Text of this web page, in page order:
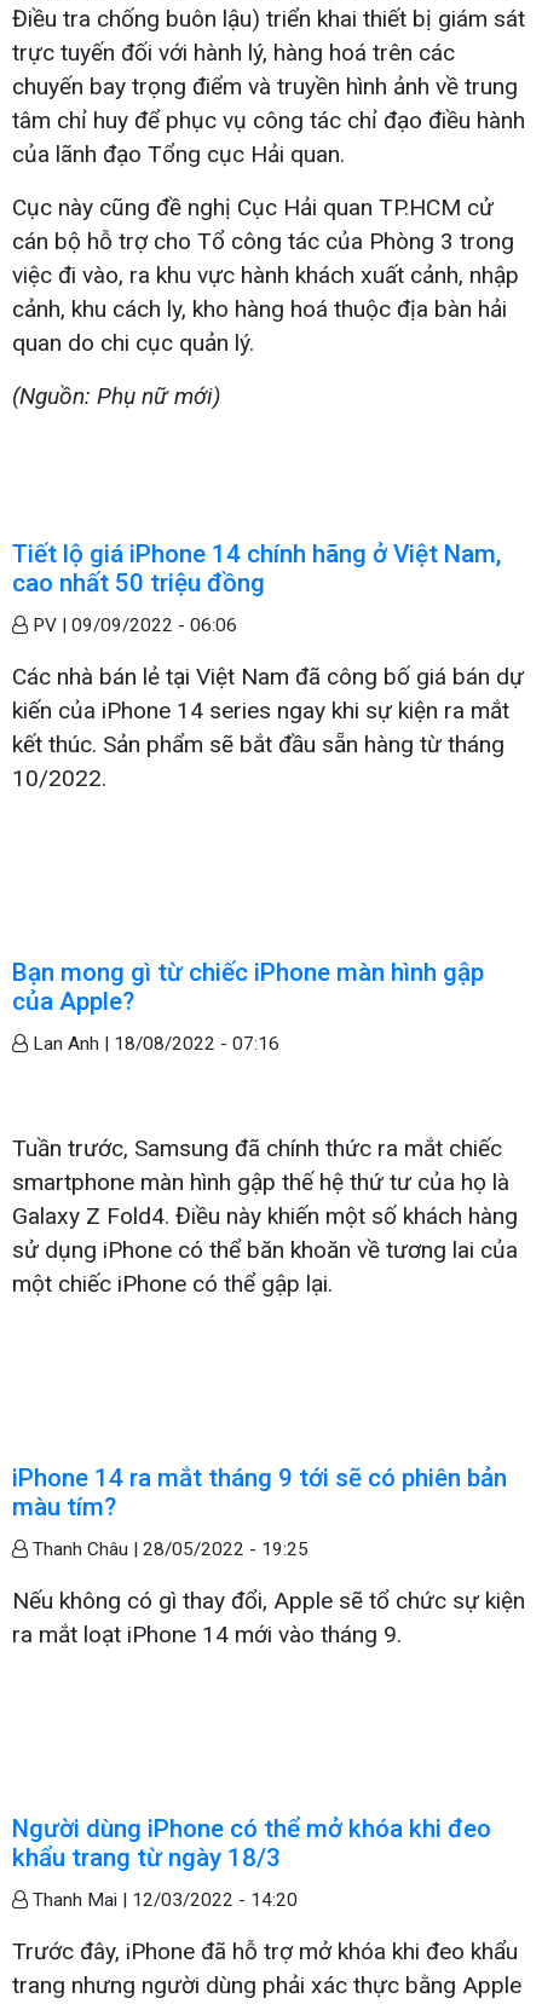
Điều tra chống buôn lậu) triển khai thiết bị giám sát
trực tuyến đối với hành lý, hàng hoá trên các
chuyến bay trọng điểm và truyền hình ảnh về trung
tâm chỉ huy để phục vụ công tác chỉ đạo điều hành
của lãnh đạo Tổng cục Hải quan.
Cục này cũng đề nghị Cục Hải quan TP.HCM cử
cán bộ hỗ trợ cho Tổ công tác của Phòng 3 trong
việc đi vào, ra khu vực hành khách xuất cảnh, nhập
cảnh, khu cách ly, kho hàng hoá thuộc địa bàn hải
quan do chi cục quản lý.
(Nguồn: Phụ nữ mới)
Tiết lộ giá iPhone 14 chính hãng ở Việt Nam,
cao nhất 50 triệu đồng
PV | 09/09/2022 - 06:06
Các nhà bán lẻ tại Việt Nam đã công bố giá bán dự
kiến của iPhone 14 series ngay khi sự kiện ra mắt
kết thúc. Sản phẩm sẽ bắt đầu sẵn hàng từ tháng
10/2022.
Bạn mong gì từ chiếc iPhone màn hình gập
của Apple?
Lan Anh | 18/08/2022 - 07:16
Tuần trước, Samsung đã chính thức ra mắt chiếc
smartphone màn hình gập thế hệ thứ tư của họ là
Galaxy Z Fold4. Điều này khiến một số khách hàng
sử dụng iPhone có thể băn khoăn về tương lai của
một chiếc iPhone có thể gập lại.
iPhone 14 ra mắt tháng 9 tới sẽ có phiên bản
màu tím?
Thanh Châu | 28/05/2022 - 19:25
Nếu không có gì thay đổi, Apple sẽ tổ chức sự kiện
ra mắt loạt iPhone 14 mới vào tháng 9.
Người dùng iPhone có thể mở khóa khi đeo
khẩu trang từ ngày 18/3
Thanh Mai | 12/03/2022 - 14:20
Trước đây, iPhone đã hỗ trợ mở khóa khi đeo khẩu
trang nhưng người dùng phải xác thực bằng Apple